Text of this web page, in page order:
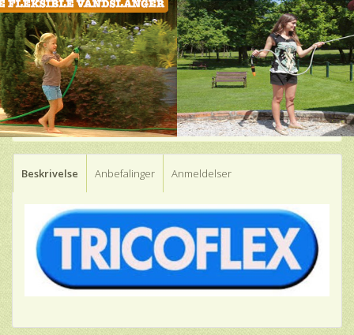
Beskrivelse Anbefalinger Anmeldelser